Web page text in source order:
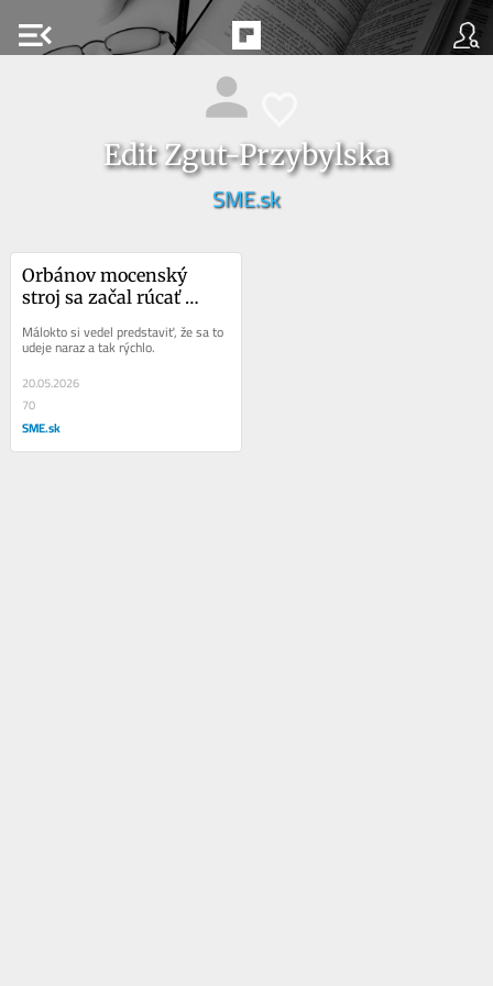
menu_open
Edit Zgut-Przybylska
SME.sk
Orbánov mocenský
stroj sa začal rúcať
Málokto si vedel predstaviť, že sa to
udeje naraz a tak rýchlo.
20.05.2026
70
SME.sk